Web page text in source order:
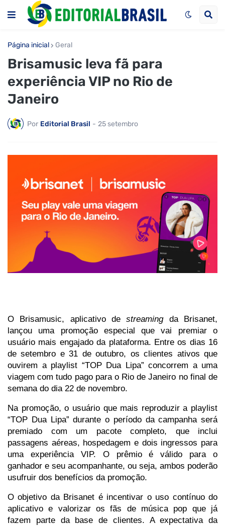
Página inicial Geral
Brisamusic leva fã para
experiência VIP no Rio de
Janeiro
Por Editorial Brasil - 25 setembro
O Brisamusic, aplicativo destreamingda Brisanet,
lançou uma promoção especial que vai premiar o
usuário mais engajado da plataforma. Entre os dias 16
de setembro e 31 de outubro, os clientes ativos que
ouvirem a playlist “TOP Dua Lipa” concorrem a uma
viagem com tudo pago para o Rio de Janeiro no final de
semana do dia 22 de novembro.
Na promoção, o usuário que mais reproduzir a playlist
“TOP Dua Lipa” durante o período da campanha será
premiado com um pacote completo, que inclui
passagens aéreas, hospedagem e dois ingressos para
uma experiência VIP. O prêmio é válido para o
ganhador e seu acompanhante, ou seja, ambos poderão
usufruir dos benefícios da promoção.
O objetivo da Brisanet é incentivar o uso contínuo do
aplicativo e valorizar os fãs de música pop que já
fazem parte da base de clientes. A expectativa da